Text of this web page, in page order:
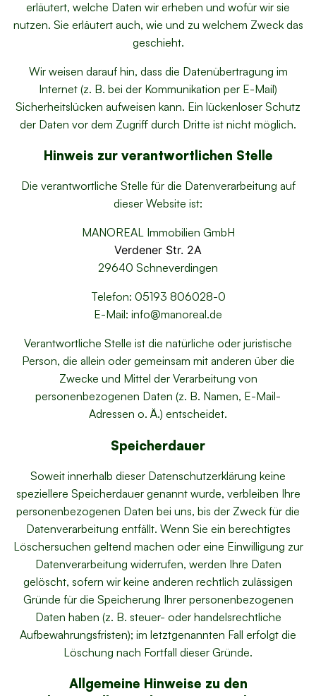
erläutert, welche Daten wir erheben und wofür wir sie
nutzen. Sie erläutert auch, wie und zu welchem Zweck das
geschieht.
Wir weisen darauf hin, dass die Datenübertragung im
Internet (z. B. bei der Kommunikation per E-Mail)
Sicherheitslücken aufweisen kann. Ein lückenloser Schutz
der Daten vor dem Zugriff durch Dritte ist nicht möglich.
Hinweis zur verantwortlichen Stelle
Die verantwortliche Stelle für die Datenverarbeitung auf
dieser Website ist:
MANOREAL Immobilien GmbH
Verdener Str. 2A
29640 Schneverdingen
Telefon: 05193 806028-0
E-Mail: info@manoreal.de
Verantwortliche Stelle ist die natürliche oder juristische
Person, die allein oder gemeinsam mit anderen über die
Zwecke und Mittel der Verarbeitung von
personenbezogenen Daten (z. B. Namen, E-Mail-
Adressen o. Ä.) entscheidet.
Speicherdauer
Soweit innerhalb dieser Datenschutzerklärung keine
speziellere Speicherdauer genannt wurde, verbleiben Ihre
personenbezogenen Daten bei uns, bis der Zweck für die
Datenverarbeitung entfällt. Wenn Sie ein berechtigtes
Löschersuchen geltend machen oder eine Einwilligung zur
Datenverarbeitung widerrufen, werden Ihre Daten
gelöscht, sofern wir keine anderen rechtlich zulässigen
Gründe für die Speicherung Ihrer personenbezogenen
Daten haben (z. B. steuer- oder handelsrechtliche
Aufbewahrungsfristen); im letztgenannten Fall erfolgt die
Löschung nach Fortfall dieser Gründe.
Allgemeine Hinweise zu den